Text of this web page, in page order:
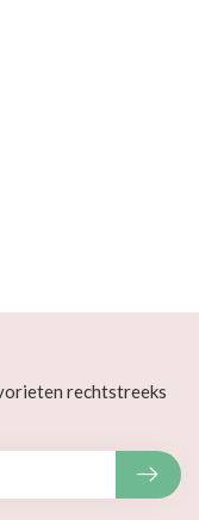
rechtstreeks